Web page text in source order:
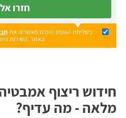
חזרו
בשליחת הטופס הינכם מאשרים את
באתר. השירות
חידוש ריצוף
מלאה - מה עדיף?